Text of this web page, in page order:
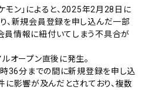
モン」によると、2025年2月28日に
、新規会員登録を申し込んだ一部
員情報に紐付いてしまう不具合が
ルオープン直後に発生。
36分までの間に新規登録を申し込
に影響が及んだとされており、複数